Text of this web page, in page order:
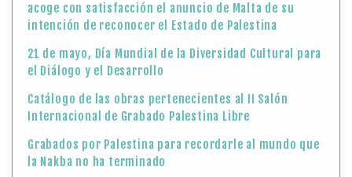
acoge con satisfacción el anuncio de Malta de su
intención de reconocer el Estado de Palestina
21 de mayo, Día Mundial de la Diversidad Cultural para
el Diálogo y el Desarrollo
Catálogo de las obras pertenecientes al II Salón
Internacional de Grabado Palestina Libre
Grabados por Palestina para recordarle al mundo que
la Nakba no ha terminado